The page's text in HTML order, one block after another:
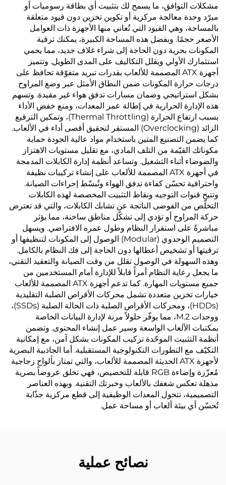
مشكلات التوافق، ما يسمح لك بتثبيت أي بطاقة رسوميات أو
مبرّد وحدة معالجة مركزية أو تكوين تخزين دون قيود متعلقة
بالمساحة، وهي القيود التي تُعاني منها الأجهزة ذات العوامل
الأصغر حجمًا. وبفضل هذه المساحة الكبيرة، يمكنك ترقية
المكونات بحرية دون الحاجة إلى شراء غلاف جديد، مما يحمي
استثمارك الأولي ويقلل التكاليف على المدى الطويل. وتتميز
أجهزة ATX المصممة للألعاب بقدرات تبريد متفوّقة تحافظ على
درجات حرارة المكونات ضمن النطاق الأمثل عبر وضع المراوح
بشكل استراتيجي وضمان مسارات تدفق هواء غير مقيدة. وتسهم
هذه الإدارة الحرارية في إطالة عمر المعدات، ومنع خفض الأداء
بسبب ارتفاع الحرارة (Thermal Throttling)، وتمكين الترقيع
الزائد (Overclocking) المستقر لتحقيق أقصى أداء في الألعاب.
كما يضمن التصنيع المتين باستخدام مواد عالية الجودة حماية
مكوناتك القيّمة من التلف المادي، مع تقليل مستويات الاهتزاز
والضوضاء أثناء التشغيل. وتساعد أنظمة إدارة الكابلات المدمجة
في أجهزة ATX المصممة للألعاب على إنشاء تركيبات نظيفة
واحترافية تحسّن كفاءة تدفق الهواء وتُبسّط إجراءات الصيانة.
وتتيح قنوات التوجيه ونقاط التثبيت المخصصة لهذه الكابلات
التخلّص من الفوضى الناتجة عن تشابك الكابلات، والتي قد تعترض
حركة المراوح أو تؤدي إلى تشكّل مناطق ساخنة، مما يؤثر
مباشرةً على استقرار النظام وطول عمره الافتراضي. ويسهل
التصميم الوحدوي (Modular) الوصول إلى المكونات لتنظيفها أو
ترقيتها أو تشخيص أعطالها دون الحاجة إلى فك النظام بالكامل.
وهذه السهولة في الوصول تقلل من وقت الصيانة والتعقيد التقني،
ما يجعل رعاية النظام أمراً قابلاً للإدارة أمام المستخدمين من
جميع مستويات المهارة. كما تدعم أجهزة ATX المصممة للألعاب
خيارات تخزين متعددة تشمل محركات الأقراص الصلبة التقليدية
(HDDs)، ومحركات الأقراص الصلبة ذات الحالة الصلبة (SSDs)،
ووحدات M.2، مما يوفّر حلولاً مرنة لإدارة البيانات الخاصة
بمكتبات الألعاب الواسعة وسير عمل إنشاء المحتوى. وتضمن
أنظمة التثبيت الموحّدة تركيب المكونات بشكل آمن، مع إمكانية
التكيّف مع التطورات التكنولوجية المستقبلية. أما الجاذبية البصرية
لأجهزة ATX الحديثة المصممة للألعاب، والتي تمتاز بألواح زجاجية
مُعزّزة وإضاءة RGB قابلة للتخصيص، فهي تخلق عروضاً بصرية
مذهلة تعكس شغفك بالألعاب وخبرتك التقنية. وبهذه العناصر
التصميمية، تتحول المعدات الوظيفية إلى قطع مركزية جذّابة
تُحسّن أي بيئة ألعاب أو مساحة عمل.
نصائح عملية